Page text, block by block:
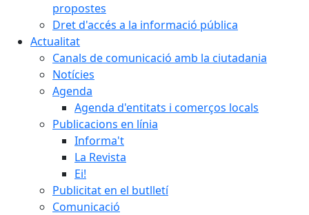
propostes
Dret d'accés a la informació pública
Actualitat
Canals de comunicació amb la ciutadania
Notícies
Agenda
Agenda d'entitats i comerços locals
Publicacions en línia
Informa't
La Revista
Ei!
Publicitat en el butlletí
Comunicació